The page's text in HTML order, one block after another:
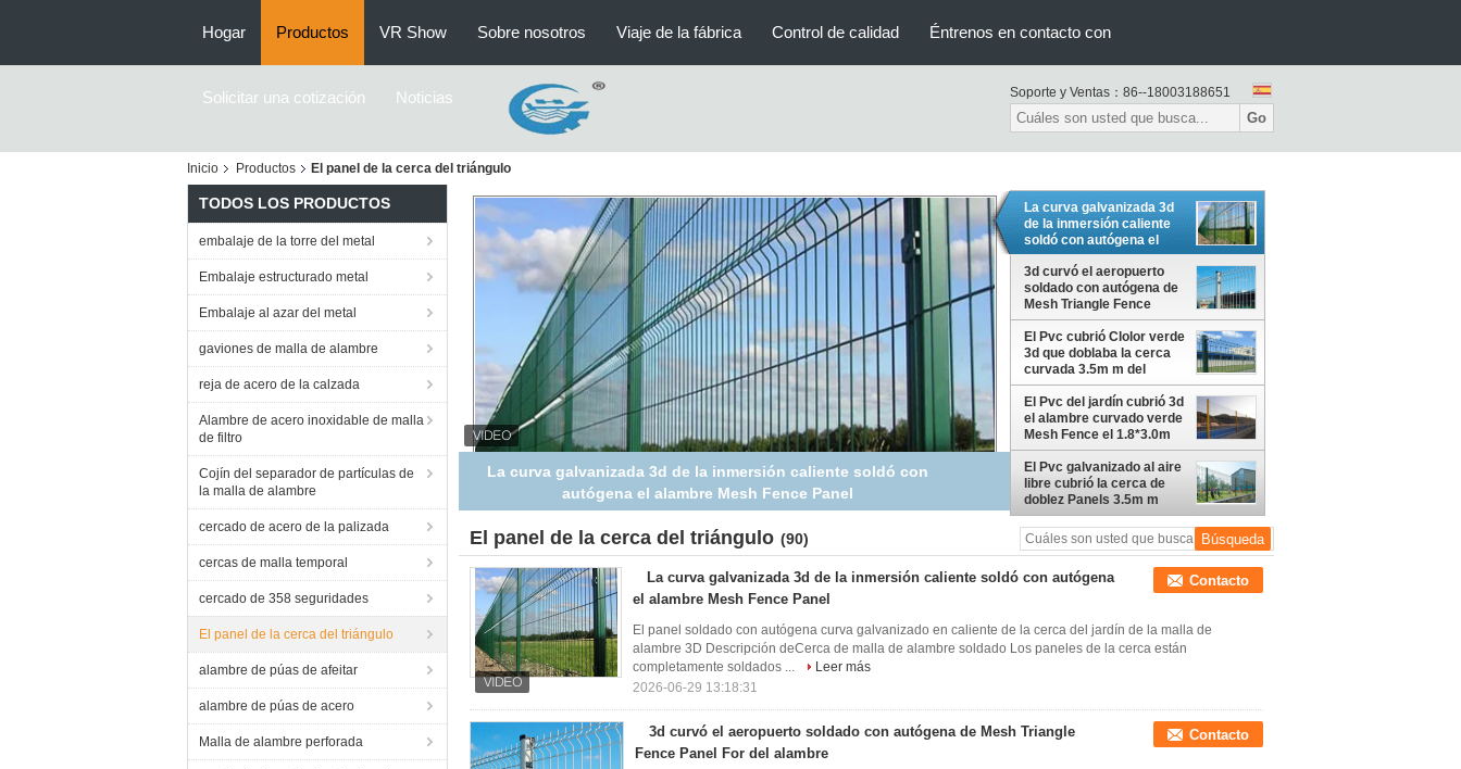
Hogar Productos VR Show Sobre nosotros Viaje de la fábrica Control de calidad Éntrenos en contacto con
Solicitar una cotización Noticias Soporte y Ventas： 86--18003188651
Go
Inicio Productos El panel de la cerca del triángulo
TODOS LOS PRODUCTOS
embalaje de la torre del metal
Embalaje estructurado metal
Embalaje al azar del metal
gaviones de malla de alambre
reja de acero de la calzada
Alambre de acero inoxidable de malla
de filtro
Cojín del separador de partículas de
la malla de alambre
cercado de acero de la palizada
cercas de malla temporal
cercado de 358 seguridades
El panel de la cerca del triángulo
alambre de púas de afeitar
alambre de púas de acero
Malla de alambre perforada
3d curvó el aeropuerto soldado con autógena de Mesh Triangle
Fence Panel For del alambre
La curva galvanizada 3d
de la inmersión caliente
soldó con autógena el
alambre Mesh Fence
Panel
3d curvó el aeropuerto
soldado con autógena de
Mesh Triangle Fence
Panel For del alambre
El Pvc cubrió Clolor verde
3d que doblaba la cerca
curvada 3.5m m del
triángulo
El Pvc del jardín cubrió 3d
el alambre curvado verde
Mesh Fence el 1.8*3.0m
El Pvc galvanizado al aire
libre cubrió la cerca de
doblez Panels 3.5m m
El panel de la cerca del triángulo (90)
La curva galvanizada 3d de la inmersión caliente soldó con autógena
el alambre Mesh Fence Panel
Contacto
El panel soldado con autógena curva galvanizado en caliente de la cerca del jardín de la malla de
alambre 3D Descripción deCerca de malla de alambre soldado Los paneles de la cerca están
completamente soldados ...
Leer más
2026-06-29 13:18:31
3d curvó el aeropuerto soldado con autógena de Mesh Triangle
Fence Panel For del alambre
Contacto